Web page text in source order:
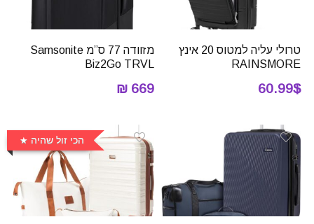
טרולי עליה למטוס 20 אינץ
RAINSMORE
60.99$
מזוודה 77 ס”מ Samsonite
Biz2Go TRVL
669 ₪
הכי זול שהיה